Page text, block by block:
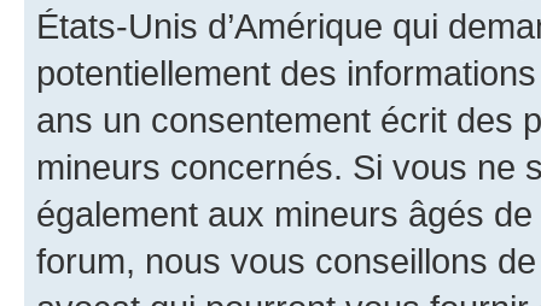
États-Unis d’Amérique qui
potentiellement des
ans un consentement écrit des
mineurs concernés. Si vous ne
également aux mineurs âgés
forum, nous vous conseillons